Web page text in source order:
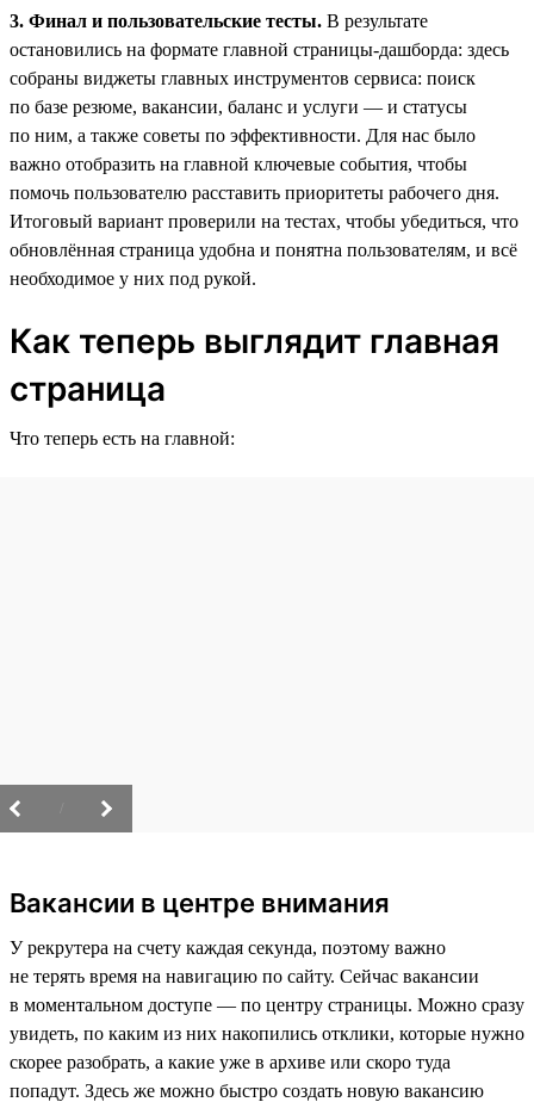
3. Финал и пользовательские тесты. В результате
остановились на формате главной страницы-дашборда: здесь
собраны виджеты главных инструментов сервиса: поиск
по базе резюме, вакансии, баланс и услуги — и статусы
по ним, а также советы по эффективности. Для нас было
важно отобразить на главной ключевые события, чтобы
помочь пользователю расставить приоритеты рабочего дня.
Итоговый вариант проверили на тестах, чтобы убедиться, что
обновлённая страница удобна и понятна пользователям, и всё
необходимое у них под рукой.
Как теперь выглядит главная
страница
Что теперь есть на главной:
Вакансии в центре внимания
У рекрутера на счету каждая секунда, поэтому важно
не терять время на навигацию по сайту. Сейчас вакансии
в моментальном доступе — по центру страницы. Можно сразу
увидеть, по каким из них накопились отклики, которые нужно
скорее разобрать, а какие уже в архиве или скоро туда
попадут. Здесь же можно быстро создать новую вакансию